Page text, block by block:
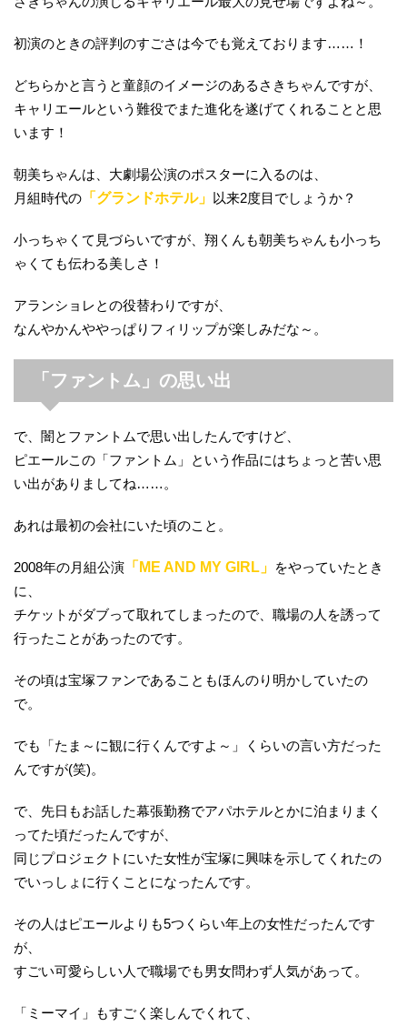
初演のときの評判のすごさは今でも覚えております……！
どちらかと言うと童顔のイメージのあるさきちゃんですが、
キャリエールという難役でまた進化を遂げてくれることと思
います！
朝美ちゃんは、大劇場公演のポスターに入るのは、
月組時代の 「グランドホテル」 以来2度目でしょうか？
小っちゃくて見づらいですが、翔くんも朝美ちゃんも小っち
ゃくても伝わる美しさ！
アランショレとの役替わりですが、
なんやかんややっぱりフィリップが楽しみだな～。
「ファントム」の思い出
で、闇とファントムで思い出したんですけど、
ピエールこの「ファントム」という作品にはちょっと苦い思
い出がありましてね……。
あれは最初の会社にいた頃のこと。
2008年の月組公演 「ME AND MY GIRL」 をやっていたとき
に、
チケットがダブって取れてしまったので、職場の人を誘って
行ったことがあったのです。
その頃は宝塚ファンであることもほんのり明かしていたの
で。
でも「たま～に観に行くんですよ～」くらいの言い方だった
んですが(笑)。
で、先日もお話した幕張勤務でアパホテルとかに泊まりまく
ってた頃だったんですが、
同じプロジェクトにいた女性が宝塚に興味を示してくれたの
でいっしょに行くことになったんです。
その人はピエールよりも5つくらい年上の女性だったんです
が、
すごい可愛らしい人で職場でも男女問わず人気があって。
「ミーマイ」もすごく楽しんでくれて、